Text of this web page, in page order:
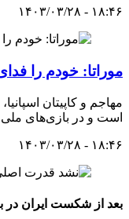
۱۸:۴۶ - ۱۴۰۳/۰۳/۲۸
موراتا: خودم را
مهاجم و کاپیتان
است و در بازی‌های ملی
۱۸:۴۶ - ۱۴۰۳/۰۳/۲۸
بعد از شکست ایران در